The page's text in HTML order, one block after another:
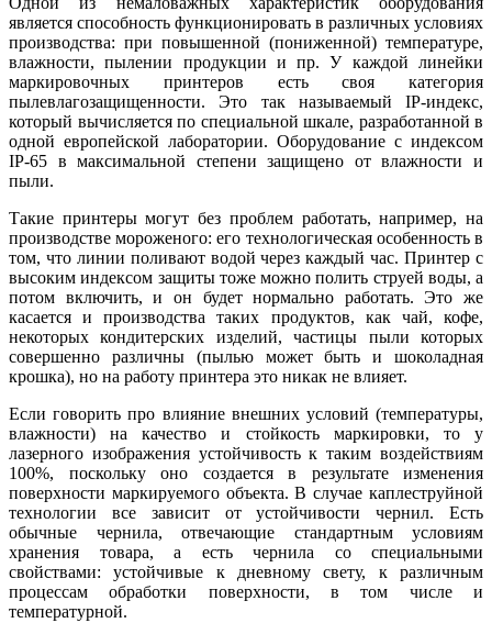
является способность функционировать в различных условиях
производства: при повышенной (пониженной) температуре,
влажности, пылении продукции и пр. У каждой линейки
маркировочных принтеров есть своя категория
пылевлагозащищенности. Это так называемый IP-индекс,
который вычисляется по специальной шкале, разработанной в
одной европейской лаборатории. Оборудование с индексом
IP-65 в максимальной степени защищено от влажности и
пыли.
Такие принтеры могут без проблем работать, например, на
производстве мороженого: его технологическая особенность в
том, что линии поливают водой через каждый час. Принтер с
высоким индексом защиты тоже можно полить струей воды, а
потом включить, и он будет нормально работать. Это же
касается и производства таких продуктов, как чай, кофе,
некоторых кондитерских изделий, частицы пыли которых
совершенно различны (пылью может быть и шоколадная
крошка), но на работу принтера это никак не влияет.
Если говорить про влияние внешних условий (температуры,
влажности) на качество и стойкость маркировки, то у
лазерного изображения устойчивость к таким воздействиям
100%, поскольку оно создается в результате изменения
поверхности маркируемого объекта. В случае каплеструйной
технологии все зависит от устойчивости чернил. Есть
обычные чернила, отвечающие стандартным условиям
хранения товара, а есть чернила со специальными
свойствами: устойчивые к дневному свету, к различным
процессам обработки поверхности, в том числе и
температурной.